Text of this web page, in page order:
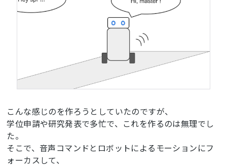
こんな感じのを作ろうとしていたのですが、
学位申請や研究発表で多忙で、これを作るのは無理でし
た。
そこで、音声コマンドとロボットによるモーションにフ
ォーカスして、